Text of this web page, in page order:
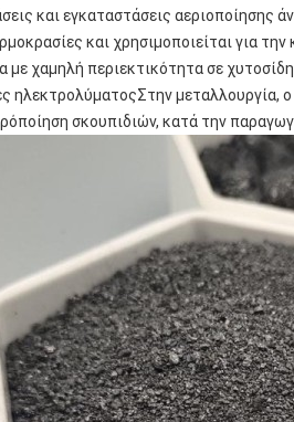
και εγκαταστάσεις αεριοποίησης
και χρησιμοποιείται για
με χαμηλή περιεκτικότητα σε
ηλεκτρολύματοςΣτην μεταλλουργία,
σκουπιδιών, κατά την